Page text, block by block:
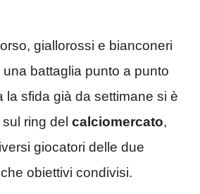
giallorossi e bianconeri
battaglia punto a punto
la sfida già da settimane si è
ring del calciomercato,
giocatori delle due
obiettivi condivisi.